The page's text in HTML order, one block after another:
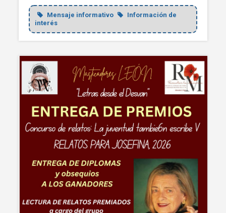
Mensaje informativo
Información de
interés